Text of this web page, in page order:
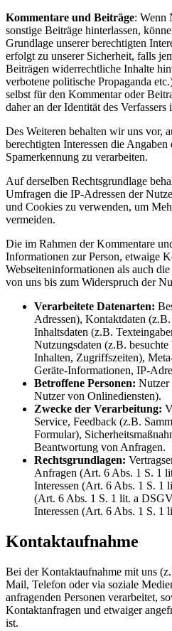
Kommentare und Beiträge: Wenn
sonstige Beiträge hinterlassen,
Grundlage unserer berechtigten
erfolgt zu unserer Sicherheit, falls
Beiträgen widerrechtliche Inhalte
verbotene politische Propaganda
selbst für den Kommentar oder
daher an der Identität des Verfassers
Des Weiteren behalten wir uns vor,
berechtigten Interessen die
Spamerkennung zu verarbeiten.
Auf derselben Rechtsgrundlage
Umfragen die IP-Adressen der
und Cookies zu verwenden, um
vermeiden.
Die im Rahmen der Kommentare
Informationen zur Person, etwaige
Webseiteninformationen als auch
von uns bis zum Widerspruch der
Verarbeitete Datenarten:
Adressen), Kontaktdaten
Inhaltsdaten (z.B.
Nutzungsdaten (z.B. besuchte
Inhalten, Zugriffszeiten),
Geräte-Informationen, IP-
Betroffene Personen: Nutzer
Nutzer von Onlinediensten).
Zwecke der Verarbeitung:
Service, Feedback (z.B.
Formular),
Beantwortung von Anfragen.
Rechtsgrundlagen:
Anfragen (Art. 6 Abs. 1 S. 1
Interessen (Art. 6 Abs. 1 S.
(Art. 6 Abs. 1 S. 1 lit. a
Interessen (Art. 6 Abs. 1 S. 1
Kontaktaufnahme
Bei der Kontaktaufnahme mit uns
Mail, Telefon oder via soziale
anfragenden Personen verarbeitet,
Kontaktanfragen und etwaiger
ist.